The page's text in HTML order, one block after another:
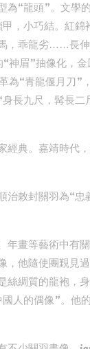
為“龍頭”。文學
，小巧結。紅錦
，乖龍劣……長
神眉”抽像化，
為“青龍偃月刀”
長九尺，髯長
典。嘉靖時代
敕封關羽為“
畫等藝術中有
，他隨使團覲見
綢質的龍袍，
人的偶像”。他